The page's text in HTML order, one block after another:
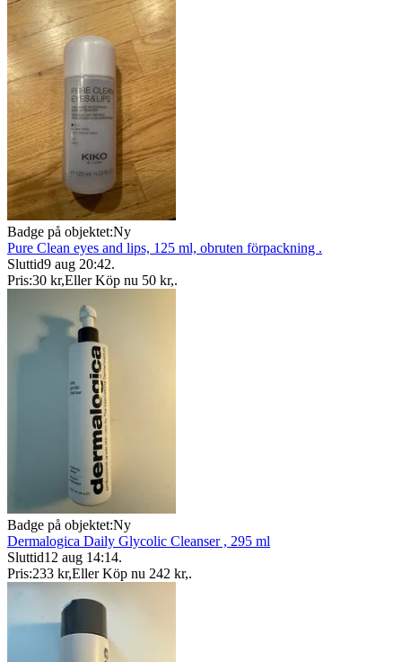
Badge på objektet:Ny
Pure Clean eyes and lips, 125 ml, obruten förpackning .
Sluttid9 aug 20:42.
Pris:30 kr,Eller Köp nu 50 kr,.
Badge på objektet:Ny
Dermalogica Daily Glycolic Cleanser , 295 ml
Sluttid12 aug 14:14.
Pris:233 kr,Eller Köp nu 242 kr,.